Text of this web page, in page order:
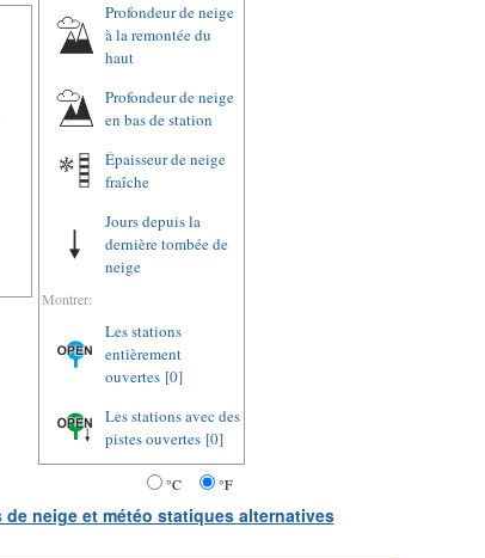
Profondeur de neige
à la remontée du
haut
Profondeur de neige
en bas de station
Épaisseur de neige
fraîche
Jours depuis la
dernière tombée de
neige
Montrer:
Les stations
entièrement
ouvertes [0]
Les stations avec des
pistes ouvertes [0]
°C °F
neige et météo statiques alternatives